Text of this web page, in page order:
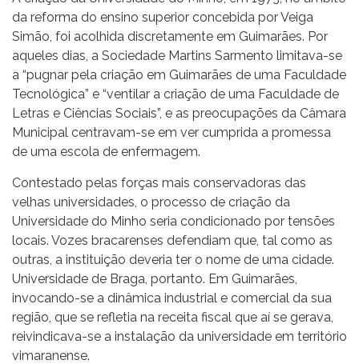
da reforma do ensino superior concebida por Veiga
Simão, foi acolhida discretamente em Guimarães. Por
aqueles dias, a Sociedade Martins Sarmento limitava-se
a “pugnar pela criação em Guimarães de uma Faculdade
Tecnológica” e “ventilar a criação de uma Faculdade de
Letras e Ciências Sociais”, e as preocupações da Câmara
Municipal centravam-se em ver cumprida a promessa
de uma escola de enfermagem.
Contestado pelas forças mais conservadoras das
velhas universidades, o processo de criação da
Universidade do Minho seria condicionado por tensões
locais. Vozes bracarenses defendiam que, tal como as
outras, a instituição deveria ter o nome de uma cidade.
Universidade de Braga, portanto. Em Guimarães,
invocando-se a dinâmica industrial e comercial da sua
região, que se refletia na receita fiscal que aí se gerava,
reivindicava-se a instalação da universidade em território
vimaranense.